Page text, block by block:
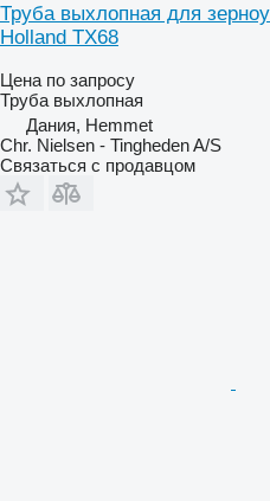
Труба выхлопная для
Holland TX68
Цена по запросу
Труба выхлопная
Дания, Hemmet
Chr. Nielsen - Tingheden A/S
Связаться с продавцом